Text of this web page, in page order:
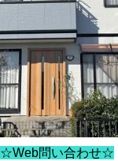
☆Web問い合わせ☆